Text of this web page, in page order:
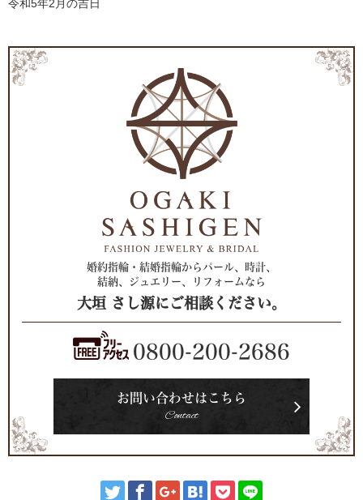
令和5年2月の吉日
婚約指輪・結婚指輪からパール、時計、
結納、ジュエリー、リフォームなら
大垣 さし源にご相談ください。
0800-200-2686
お問い合わせはこちら
Contact